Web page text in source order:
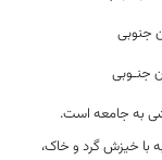
جنوبی
جنـوبی
به جامعه است.
با خیزش گرد و خاک،